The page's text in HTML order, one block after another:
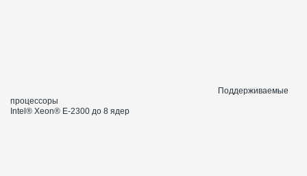
Поддерживаемые
процессоры
Intel® Xeon® E-2300 до 8 ядер